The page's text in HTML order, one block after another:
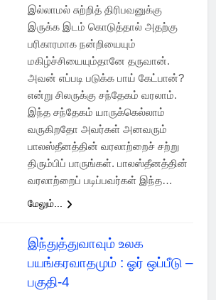
இல்லாமல் சுற்றித் திரிபவனுக்கு
இருக்க இடம் கொடுத்தால் அதற்கு
பரிகாரமாக நன்றியையும்
மகிழ்ச்சியையும்தானே தருவான்.
அவன் எப்படி படுக்க பாய் கேட்பான்?
என்று சிலருக்கு சந்தேகம் வரலாம்.
இந்த சந்தேகம் யாருக்கெல்லாம்
வருகிறதோ அவர்கள் அனவரும்
பாலஸ்தீனத்தின் வரலாற்றைச் சற்று
திரும்பிப் பாருங்கள். பாலஸ்தீனத்தின்
வரலாற்றைப் படிப்பவர்கள் இந்த…
மேலும்...
இந்துத்துவாவும் உலக
பயங்கரவாதமும் : ஓர் ஒப்பீடு –
பகுதி-4